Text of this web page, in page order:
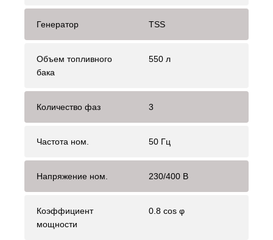
Генератор TSS
Объем топливного
бака
550 л
Количество фаз 3
Частота ном. 50 Гц
Напряжение ном. 230/400 В
Коэффициент
мощности
0.8 cos φ